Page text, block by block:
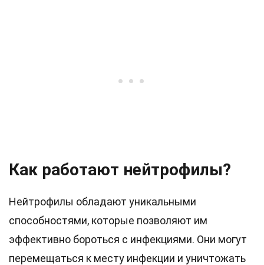
Как работают нейтрофилы?
Нейтрофилы обладают уникальными
способностями, которые позволяют им
эффективно бороться с инфекциями. Они могут
перемещаться к месту инфекции и уничтожать